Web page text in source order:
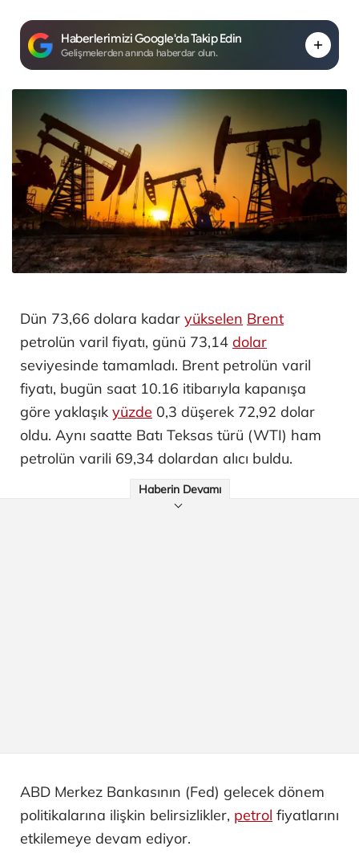
Haberlerimizi Google'da Takip Edin
Gelişmelerden anında haberdar olun.
Dün 73,66 dolara kadar yükselen Brent
petrolün varil fiyatı, günü 73,14 dolar
seviyesinde tamamladı. Brent petrolün varil
fiyatı, bugün saat 10.16 itibarıyla kapanışa
göre yaklaşık yüzde 0,3 düşerek 72,92 dolar
oldu. Aynı saatte Batı Teksas türü (WTI) ham
petrolün varili 69,34 dolardan alıcı buldu.
Haberin Devamı
ABD Merkez Bankasının (Fed) gelecek dönem
politikalarına ilişkin belirsizlikler, petrol fiyatlarını
etkilemeye devam ediyor.